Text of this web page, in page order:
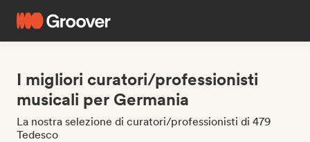
I migliori curatori/professionisti
musicali per Germania
La nostra selezione di curatori/professionisti di 479
Tedesco